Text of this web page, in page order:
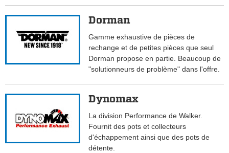
Dorman
Gamme exhaustive de pièces de
rechange et de petites pièces que seul
Dorman propose en partie. Beaucoup de
"solutionneurs de problème" dans l'offre.
Dynomax
La division Performance de Walker.
Fournit des pots et collecteurs
d'échappement ainsi que des pots de
détente.